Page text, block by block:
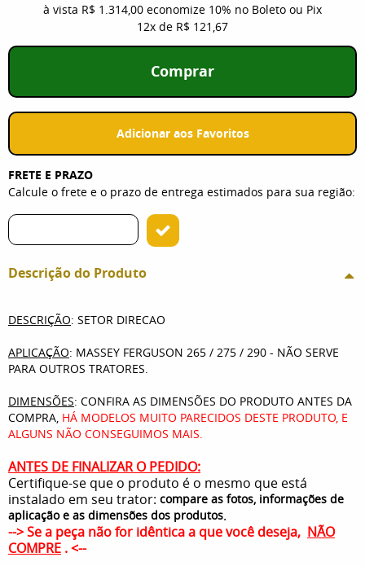
à vista R$ 1.314,00 economize 10% no Boleto ou Pix
12x de R$ 121,67
Comprar
Adicionar aos Favoritos
FRETE E PRAZO
Calcule o frete e o prazo de entrega estimados para sua região:
Descrição do Produto
DESCRIÇÃO: SETOR DIRECAO
APLICAÇÃO: MASSEY FERGUSON 265 / 275 / 290 - NÃO SERVE
PARA OUTROS TRATORES.
DIMENSÕES: CONFIRA AS DIMENSÕES DO PRODUTO ANTES DA
COMPRA, HÁ MODELOS MUITO PARECIDOS DESTE PRODUTO, E
ALGUNS NÃO CONSEGUIMOS MAIS.
ANTES DE FINALIZAR O PEDIDO:
Certifique-se que o produto é o mesmo que está
instalado em seu trator: compare as fotos, informações de
aplicação e as dimensões dos produtos.
--> Se a peça não for idêntica a que você deseja, NÃO
COMPRE . <--